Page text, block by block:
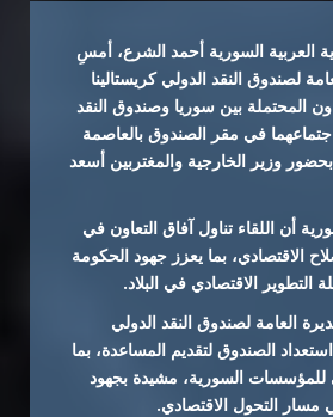
العربية السورية أحمد الشرع، أمسِ
لصندوق النقد الدولي كريستالينا
المحتملة بين سوريا وصندوق النقد
في مقر الصندوق بالعاصمة
وزير الخارجية والمغتربين أسعد
أن اللقاء تناول آفاق التعاون في
الاقتصادي، بما يعزز جهود الحكومة
الاقتصادي في البلاد.
العامة لصندوق النقد الدولي
الصندوق لتقديم المساعدة، بما
للمؤسسات السورية، مشيدة بجهود
مسار التحول الاقتصادي.